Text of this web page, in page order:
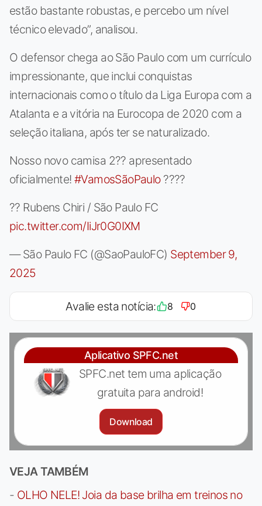
estão bastante robustas, e percebo um nível
técnico elevado”, analisou.
O defensor chega ao São Paulo com um currículo
impressionante, que inclui conquistas
internacionais como o título da Liga Europa com a
Atalanta e a vitória na Eurocopa de 2020 com a
seleção italiana, após ter se naturalizado.
Nosso novo camisa 2?? apresentado
oficialmente! #VamosSãoPaulo????
?? Rubens Chiri / São Paulo FC
pic.twitter.com/IiJr0G0IXM
— São Paulo FC (@SaoPauloFC) September 9,
2025
Avalie esta notícia: 8 0
Aplicativo SPFC.net
SPFC.net tem uma aplicação
gratuita para android!
Download
VEJA TAMBÉM
- OLHO NELE! Joia da base brilha em treinos no